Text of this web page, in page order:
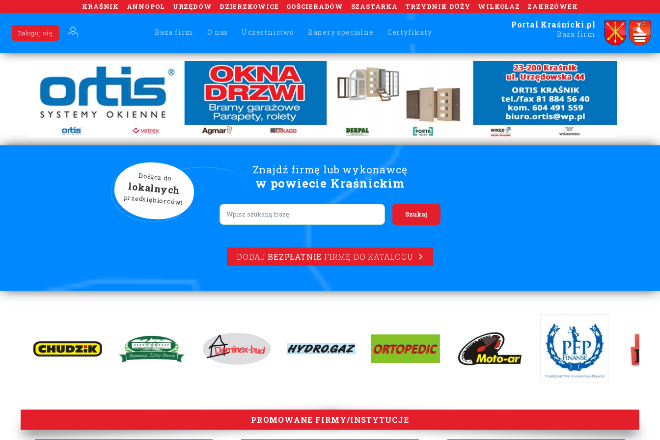
KRAŚNIK ANNOPOL URZĘDÓW DZIERZKOWICE GOŚCIERADÓW SZASTARKA TRZYDNIK DUŻY WILKOŁAZ ZAKRZÓWEK
Baza firm O nas Uczestnictwo Banery specjalne Certyfikaty
Zaloguj się
Portal Kraśnicki.pl
Baza firm
Znajdź firmę lub wykonawcę
w powiecie Kraśnickim
Dołącz do
lokalnych
przedsiębiorców!
Lorem ipsum
DODAJBEZPŁATNIE FIRMĘ DO KATALOGU
lorem ipsum
PROMOWANE FIRMY/INSTYTUCJE